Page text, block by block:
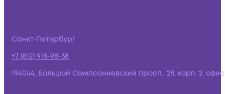
Санкт-Петербург
+7 (812) 918-98-38
194044, Большой Сампсониевский просп., 28, корп. 2,